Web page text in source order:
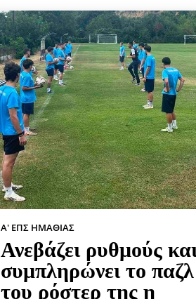
Α' ΕΠΣ ΗΜΑΘΊΑΣ
Ανεβάζει ρυθμούς
συμπληρώνει το παζλ
του ρόστερ της η